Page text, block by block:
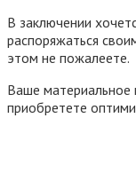
В заключении
распоряжаться
этом не пожалеете.
Ваше материальное
приобретете